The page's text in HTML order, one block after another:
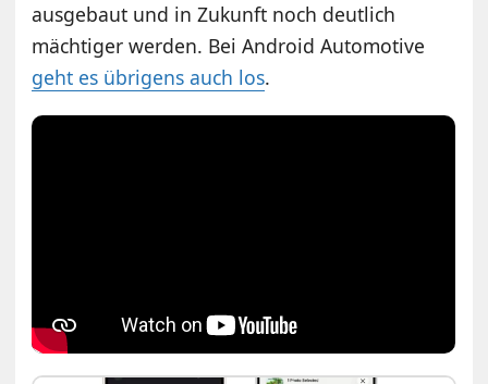
ausgebaut und in Zukunft noch deutlich
mächtiger werden. Bei Android Automotive
geht es übrigens auch los.